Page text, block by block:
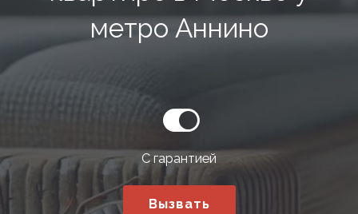
метро Аннино
С гарантией
Вызвать